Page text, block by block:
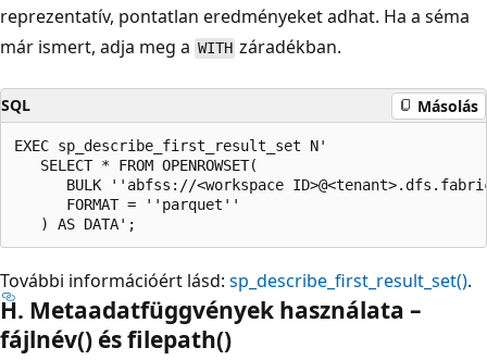
reprezentatív, pontatlan eredményeket adhat. Ha a séma
már ismert, adja meg a WITH záradékban.
SQL Másolás
EXEC sp_describe_first_result_set N'
   SELECT * FROM OPENROWSET(
BULK ''abfss://<workspace
      FORMAT = ''parquet''
További információért lásd: sp_describe_first_result_set().
H. Metaadatfüggvények használata –
fájlnév() és filepath()